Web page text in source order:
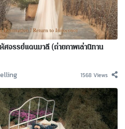
ศจรรย์แดนมาลี (ถ่ายภาพเล่านิทาน
1568 Views